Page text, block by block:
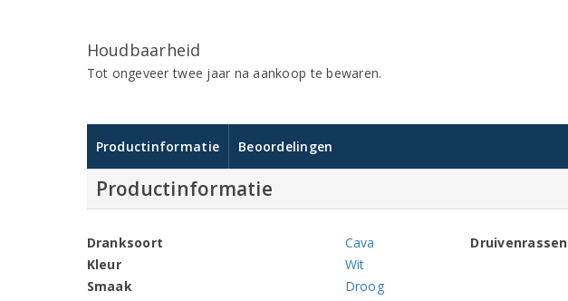
Houdbaarheid
Tot ongeveer twee jaar na aankoop te bewaren.
Productinformatie Beoordelingen
Productinformatie
Dranksoort
Cava
Kleur
Wit
Smaak
Droog
Druivenrassen